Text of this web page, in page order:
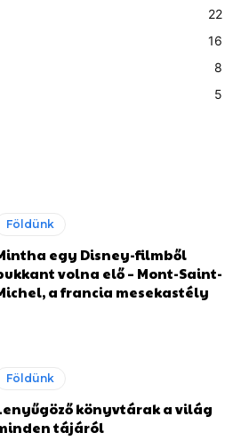
22
16
8
5
Földünk
egy Disney-filmből
volna elő – Mont-Saint-
a francia mesekastély
Földünk
könyvtárak a világ
tájáról